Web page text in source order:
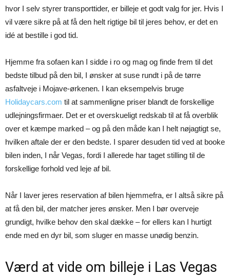
hvor I selv styrer transporttider, er billeje et godt valg for jer. Hvis I
vil være sikre på at få den helt rigtige bil til jeres behov, er det en
idé at bestille i god tid.
Hjemme fra sofaen kan I sidde i ro og mag og finde frem til det
bedste tilbud på den bil, I ønsker at suse rundt i på de tørre
asfaltveje i Mojave-ørkenen. I kan eksempelvis bruge
Holidaycars.com til at sammenligne priser blandt de forskellige
udlejningsfirmaer. Det er et overskueligt redskab til at få overblik
over et kæmpe marked – og på den måde kan I helt nøjagtigt se,
hvilken aftale der er den bedste. I sparer desuden tid ved at booke
bilen inden, I når Vegas, fordi I allerede har taget stilling til de
forskellige forhold ved leje af bil.
Når I laver jeres reservation af bilen hjemmefra, er I altså sikre på
at få den bil, der matcher jeres ønsker. Men I bør overveje
grundigt, hvilke behov den skal dække – for ellers kan I hurtigt
ende med en dyr bil, som sluger en masse unødig benzin.
Værd at vide om billeje i Las Vegas